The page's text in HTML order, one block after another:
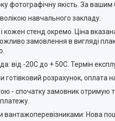
фотографічну якість. За
навчального закладу.
кожен стенд окремо. Ціна
замовлення в вигляді
від -20С до + 50С. Термін
готівковий розрахунок, оплата
- спочатку замовник
вантажоперевізниками: Нова